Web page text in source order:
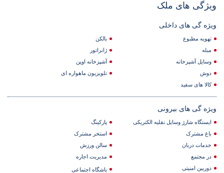
ویژگی های ملک
ویژه گی های داخلی
تهویه مطبوع
بالکن
مبله
ژانراتور
وسایل آشپزخانه
آشپزخانه اوپن
دوش
تلویزیون ماهواره ای
کالا های سفید
ویژه گی های بیرونی
ایستگاه شارژ وسایل نقلیه الکتریکی
پارکینگ
باغ مشترک
استخر مشترک
خدمات دربان
سالن ورزش
در مجتمع
مدیریت اجاره
دوربین امنیتی
باشگاه اجتماعی